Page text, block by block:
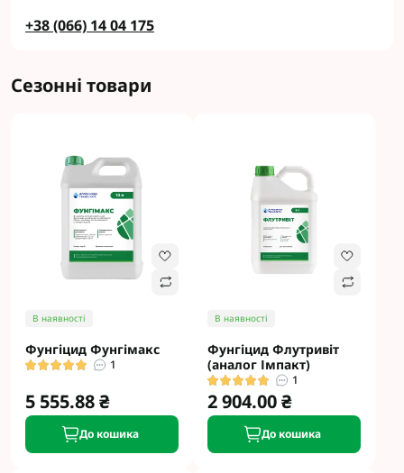
+38 (066) 14 04 175
Сезонні товари
В наявності
Фунгіцид Фунгімакс
1
5 555.88 ₴
До кошика
В наявності
Фунгіцид Флутривіт
(аналог Імпакт)
1
2 904.00 ₴
До кошика